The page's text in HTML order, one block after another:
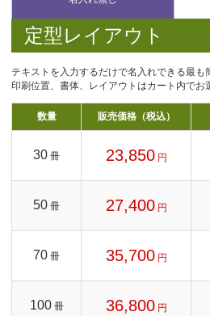
定型レイアウト
テキストを入力するだけで名入れできる最も
印刷位置、書体、レイアウトはカート内でお
数量 販売価格（税込）
30 冊 23,850 円
50 冊 27,400 円
70 冊 35,700 円
100 冊 36,800 円